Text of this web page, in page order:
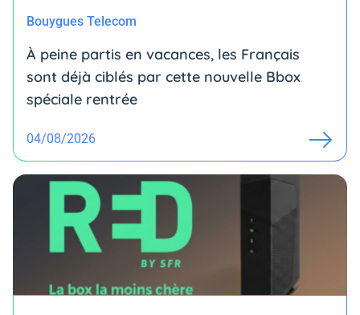
Bouygues Telecom
À peine partis en vacances, les Français
sont déjà ciblés par cette nouvelle Bbox
spéciale rentrée
04/08/2026